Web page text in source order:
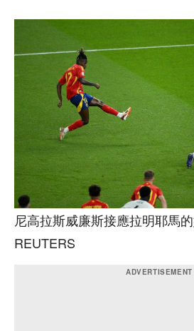
尼高拉斯威廉斯接應拉明耶馬的
REUTERS